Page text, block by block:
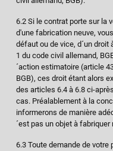
6.2 Si le contrat porte sur la
d'une fabrication neuve,
défaut ou de vice, d´un
1 du code civil allemand,
´action estimatoire (article
BGB), ces droit étant alors
des articles 6.4 à 6.8 ci-
cas. Préalablement à la
informerons de manière
´est pas un objet à
6.3 Toute demande de votre